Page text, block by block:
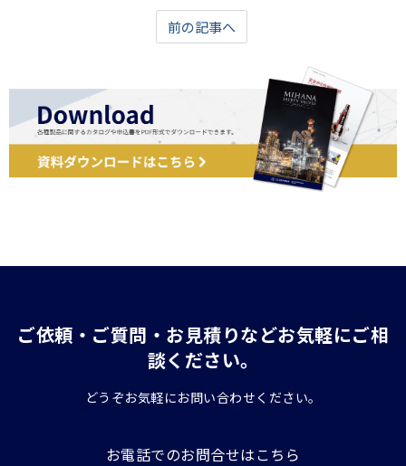
前の記事へ
ご依頼・ご質問・お見積りなどお気軽にご相
談ください。
どうぞお気軽にお問い合わせください。
お電話でのお問合せはこちら